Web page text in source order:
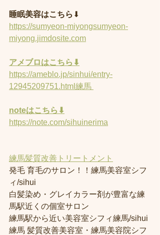
睡眠美容はこちら ⬇︎
https://sumyeon-miyongsumyeon-
miyong.jimdosite.com
アメブロはこちら⬇︎
https://ameblo.jp/sinhui/entry-
12945209751.html練馬
noteはこちら⬇︎
https://note.com/sihuinerima
練馬髪質改善トリートメント
発毛 育毛のサロン！！練馬美容室シフ
ィ/sihui
白髪染め・グレイカラー剤が豊富な練
馬駅近くの個室サロン
練馬駅から近い美容室シフィ練馬/sihui
練馬 髪質改善美容室・練馬美容院シフ